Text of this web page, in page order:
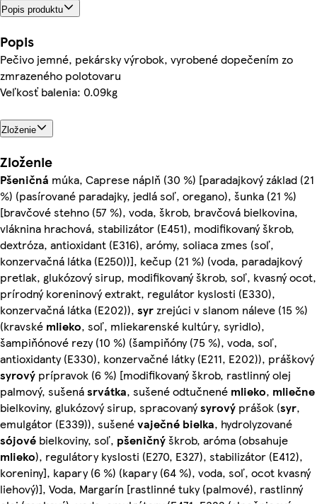
Popis produktu
Popis
Pečivo jemné, pekársky výrobok, vyrobené dopečením zo
zmrazeného polotovaru
Veľkosť balenia: 0.09kg
Zloženie
Zloženie
Pšeničná múka, Caprese náplň (30 %) [paradajkový základ (21
%) (pasírované paradajky, jedlá soľ, oregano), šunka (21 %)
[bravčové stehno (57 %), voda, škrob, bravčová bielkovina,
vláknina hrachová, stabilizátor (E451), modifikovaný škrob,
dextróza, antioxidant (E316), arómy, soliaca zmes (soľ,
konzervačná látka (E250))], kečup (21 %) (voda, paradajkový
pretlak, glukózový sirup, modifikovaný škrob, soľ, kvasný ocot,
prírodný koreninový extrakt, regulátor kyslosti (E330),
konzervačná látka (E202)), syrzrejúci v slanom náleve (15 %)
(kravské mlieko, soľ, mliekarenské kultúry, syridlo),
šampiňónové rezy (10 %) (šampiňóny (75 %), voda, soľ,
antioxidanty (E330), konzervačné látky (E211, E202)), práškový
syrový prípravok (6 %) [modifikovaný škrob, rastlinný olej
palmový, sušenásrvátka, sušené odtučnené mlieko, mliečne
bielkoviny, glukózový sirup, spracovanýsyrový prášok (syr,
emulgátor (E339)), sušenévaječné bielka, hydrolyzované
sójové bielkoviny, soľ, pšeničnýškrob, aróma (obsahuje
mlieko), regulátory kyslosti (E270, E327), stabilizátor (E412),
koreniny], kapary (6 %) (kapary (64 %), voda, soľ, ocot kvasný
liehový)], Voda, Margarín [rastlinné tuky (palmové), rastlinný